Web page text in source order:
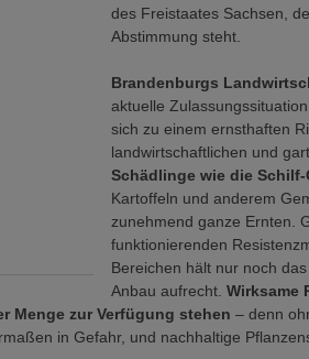
des Freistaates Sachsen,
Abstimmung steht.
Brandenburgs
aktuelle
sich zu einem ernsthaften
landwirtschaftlichen und
Schädlinge wie die
Kartoffeln und anderem
zunehmend ganze Ernten.
funktionierenden
Bereichen hält nur noch
Anbau aufrecht. Wirksame
Menge zur Verfügung stehen – denn
in Gefahr, und nachhaltige